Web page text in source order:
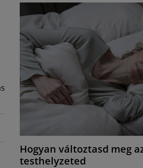
Hogyan változtasd meg
testhelyzeted